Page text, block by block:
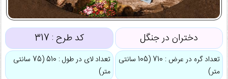
دختران در جنگل کد طرح : 317
تعداد گره در عرض : 710 (105 سانتی
متر)
تعداد لای در طول : 510 (75 سانتی
متر)